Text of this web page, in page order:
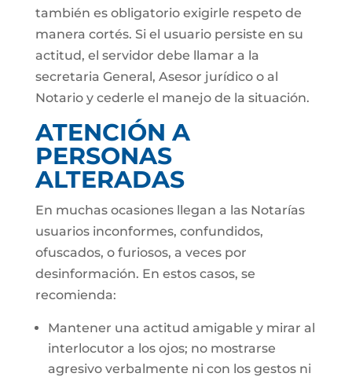
también es obligatorio exigirle respeto de
manera cortés. Si el usuario persiste en su
actitud, el servidor debe llamar a la
secretaria General, Asesor jurídico o al
Notario y cederle el manejo de la situación.
ATENCIÓN A
PERSONAS
ALTERADAS
En muchas ocasiones llegan a las Notarías
usuarios inconformes, confundidos,
ofuscados, o furiosos, a veces por
desinformación. En estos casos, se
recomienda:
Mantener una actitud amigable y mirar al
interlocutor a los ojos; no mostrarse
agresivo verbalmente ni con los gestos ni